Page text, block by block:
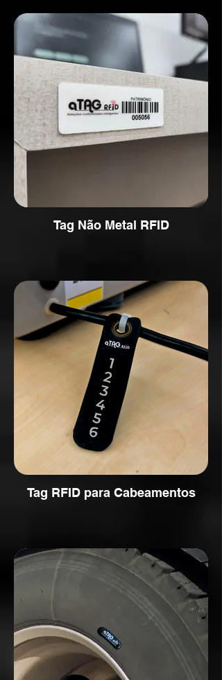
Tag Não Metal RFID
Tag RFID para Cabeamentos